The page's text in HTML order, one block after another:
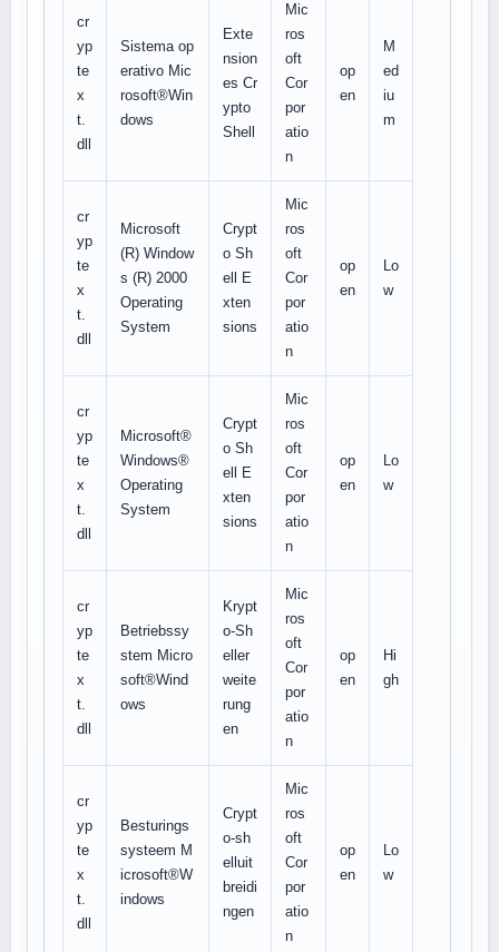
cr
yp
te
x
t.
dll
Sistema op
erativo Mic
rosoft®Win
dows
Exte
nsion
es Cr
ypto
Shell
Mic
ros
oft
Cor
por
atio
n
op
en
M
ed
iu
m
cr
yp
te
x
t.
dll
Microsoft
(R) Window
s (R) 2000
Operating
System
Crypt
o Sh
ell E
xten
sions
Mic
ros
oft
Cor
por
atio
n
op
en
Lo
w
cr
yp
te
x
t.
dll
Microsoft®
Windows®
Operating
System
Crypt
o Sh
ell E
xten
sions
Mic
ros
oft
Cor
por
atio
n
op
en
Lo
w
cr
yp
te
x
t.
dll
Betriebssy
stem Micro
soft®Wind
ows
Krypt
o-Sh
eller
weite
rung
en
Mic
ros
oft
Cor
por
atio
n
op
en
Hi
gh
cr
yp
te
x
t.
dll
Besturings
systeem M
icrosoft®W
indows
Crypt
o-sh
elluit
breidi
ngen
Mic
ros
oft
Cor
por
atio
n
op
en
Lo
w